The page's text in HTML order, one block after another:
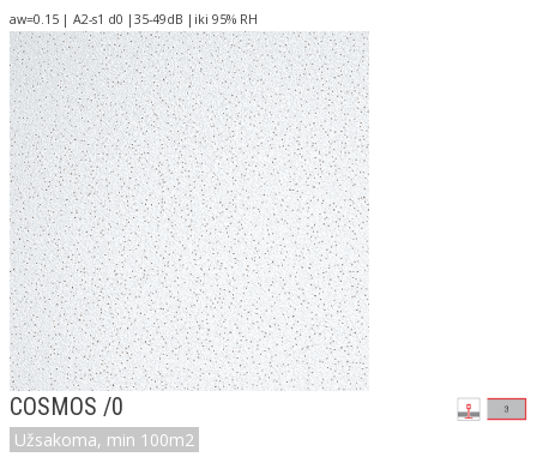
aw=0.15 | A2-s1 d0 |35-49dB |iki 95% RH
COSMOS /0
Užsakoma, min 100m2